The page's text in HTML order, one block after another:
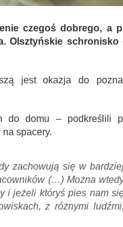
czegoś dobrego, a
Olsztyńskie schronisko
jest okazja do
do domu – podkreślili
spacery.
zachowują się w
(…) Można
i jeżeli któryś pies nam
z różnymi ludźmi,